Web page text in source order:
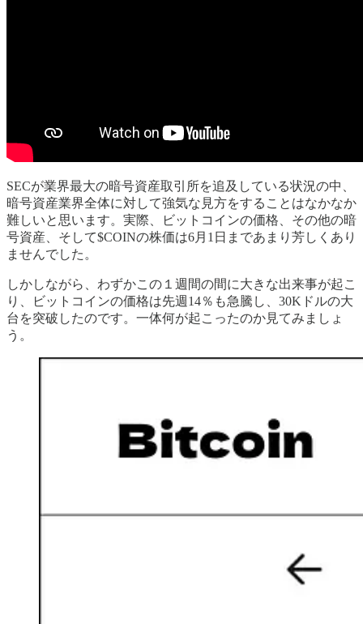
SECが業界最大の暗号資産取引所を追及している状況の中、
暗号資産業界全体に対して強気な見方をすることはなかなか
難しいと思います。実際、ビットコインの価格、その他の暗
号資産、そして$COINの株価は6月1日まであまり芳しくあり
ませんでした。
しかしながら、わずかこの１週間の間に大きな出来事が起こ
り、ビットコインの価格は先週14％も急騰し、30Kドルの大
台を突破したのです。一体何が起こったのか見てみましょ
う。